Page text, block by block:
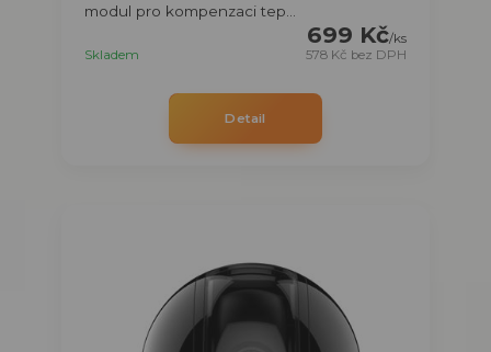
modul pro kompenzaci tep...
699 Kč/ks
578 Kč bez DPH
Skladem
Detail